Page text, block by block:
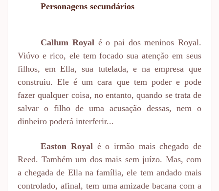
Personagens secundários
Callum Royal é o pai dos meninos Royal.
Viúvo e rico, ele tem focado sua atenção em seus
filhos, em Ella, sua tutelada, e na empresa que
construiu. Ele é um cara que tem poder e pode
fazer qualquer coisa, no entanto, quando se trata de
salvar o filho de uma acusação dessas, nem o
dinheiro poderá interferir...
Easton Royal é o irmão mais chegado de
Reed. Também um dos mais sem juízo. Mas, com
a chegada de Ella na família, ele tem andado mais
controlado, afinal, tem uma amizade bacana com a